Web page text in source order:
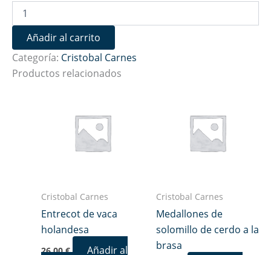
Añadir al carrito
Categoría: Cristobal Carnes
Productos relacionados
Cristobal Carnes
Entrecot de vaca
holandesa
26,00€
Añadir al
Cristobal Carnes
Medallones de
solomillo de cerdo a la
brasa